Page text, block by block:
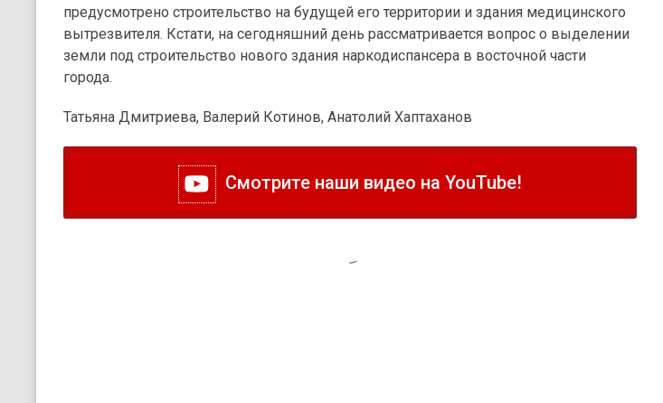
предусмотрено строительство на будущей его территории и здания медицинского
вытрезвителя. Кстати, на сегодняшний день рассматривается вопрос о выделении
земли под строительство нового здания наркодиспансера в восточной части
города.
Татьяна Дмитриева, Валерий Котинов, Анатолий Хаптаханов
Смотрите наши видео на YouTube!